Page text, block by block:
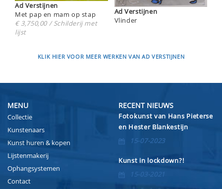
Ad Verstijnen
Met pap en mam op stap
€ 3,750,00 / Schilderij met
lijst
Ad Verstijnen
Vlinder
KLIK HIER VOOR MEER WERKEN VAN AD VERSTIJNEN
MENU
Collectie
Kunstenaars
Kunst huren & kopen
Lijstenmakerij
Ophangsystemen
Contact
RECENT NIEUWS
Fotokunst van Hans Pieterse
en Hester Blankestijn
15-07-2023
Kunst in lockdown?!
15-03-2021